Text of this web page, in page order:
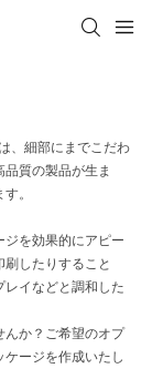
、細部にまでこだわ
質の製品が生ま
。
ジを効果的にアピー
したりすること
イなどと調和した
んか？ご希望のオプ
ージを作成いたし